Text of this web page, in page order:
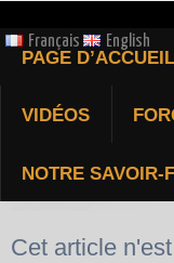
Français English
PAGE D’ACCUEIL
VIDÉOS
NOTRE SAVOIR-
KIRIDASHI
Cet article